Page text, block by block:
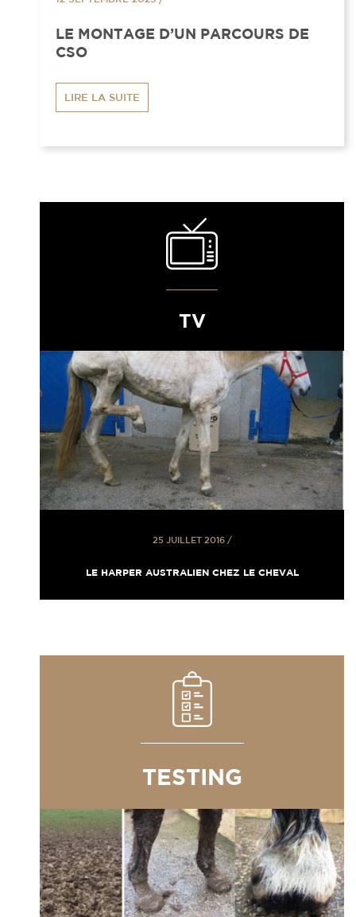
LE MONTAGE D’UN PARCOURS DE
CSO
LIRE LA SUITE
TV
25 JUILLET 2016/
LE HARPER AUSTRALIEN CHEZ LE CHEVAL
TESTING